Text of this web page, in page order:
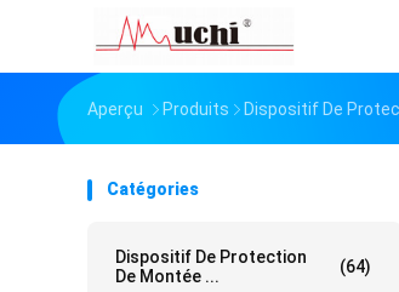
Aperçu Produits Dispositif De
Catégories
Dispositif De Protection
De Montée ...
(64)